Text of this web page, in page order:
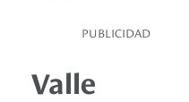
PUBLICIDAD
Valle